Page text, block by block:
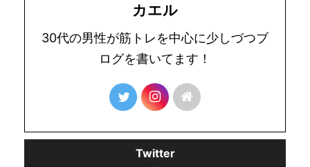
カエル
30代の男性が筋トレを中心に少しづつブ
ログを書いてます！
Twitter